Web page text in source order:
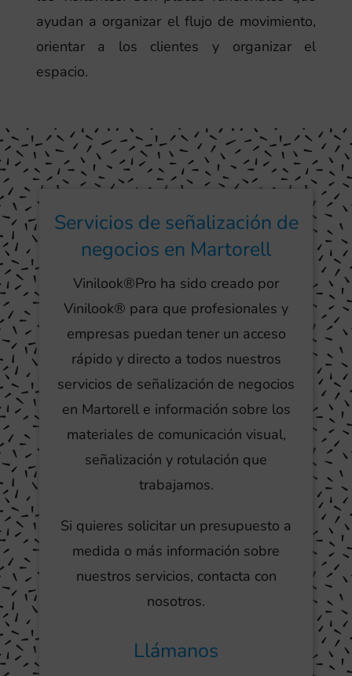
ayudan a organizar el flujo de movimiento,
orientar a los clientes y organizar el
espacio.
Servicios de señalización de
negocios en Martorell
Vinilook®Pro ha sido creado por
Vinilook® para que profesionales y
empresas puedan tener un acceso
rápido y directo a todos nuestros
servicios de señalización de negocios
en Martorell e información sobre los
materiales de comunicación visual,
señalización y rotulación que
trabajamos.
Si quieres solicitar un presupuesto a
medida o más información sobre
nuestros servicios, contacta con
nosotros.
Llámanos